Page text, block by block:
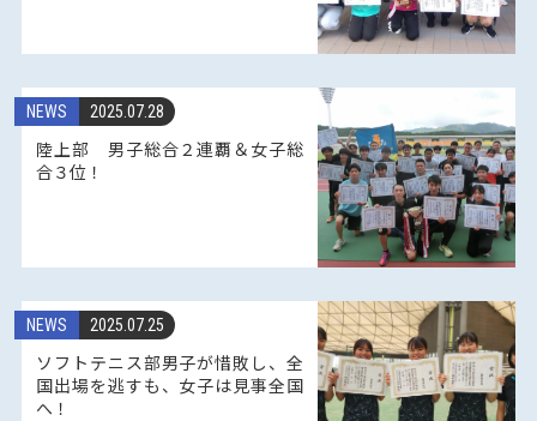
2025.07.28
NEWS
陸上部 男子総合２連覇＆女子総
合３位！
2025.07.25
NEWS
ソフトテニス部男子が惜敗し、全
国出場を逃すも、女子は見事全国
へ！